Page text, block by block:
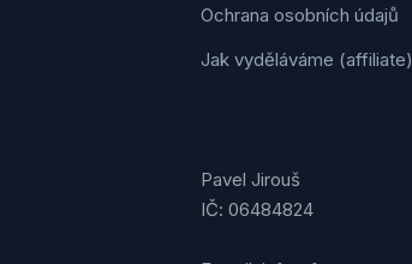
Ochrana osobních údajů
Jak vyděláváme (affiliate)
Pavel Jirouš
IČ: 06484824